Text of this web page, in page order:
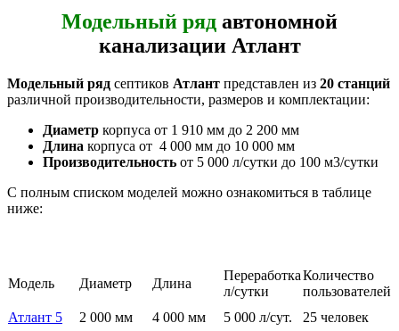
Модельный ряд автономной
канализации Атлант
Модельный ряд септиков Атлант представлен из 20 станций
различной производительности, размеров и комплектации:
Диаметр корпуса от 1 910 мм до 2 200 мм
Длина корпуса от 4 000 мм до 10 000 мм
Производительность от 5 000 л/сутки до 100 м3/сутки
С полным списком моделей можно ознакомиться в таблице
ниже:
Модель Диаметр Длина
Переработка
л/сутки
Количество
пользователей
Атлант 5
2 000 мм 4 000 мм 5 000 л/сут.
25 человек